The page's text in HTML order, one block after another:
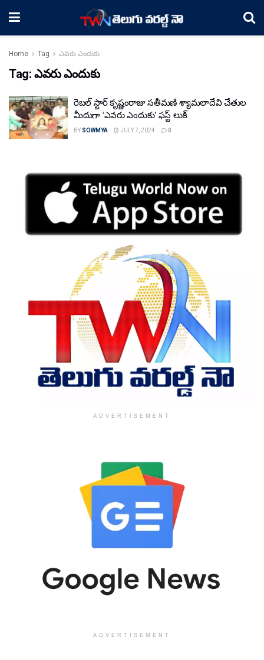
Home Tag ఎవరు ఎందుకు
Tag: ఎవరు ఎందుకు
రెబల్ స్టార్ కృష్ణంరాజు సతీమణి శ్యామలాదేవి చేతుల
మీదుగా ‘ఎవరు ఎందుకు’ ఫస్ట్ లుక్
BY SOWMYA JULY 7, 2024 0
ADVERTISEMENT
ADVERTISEMENT